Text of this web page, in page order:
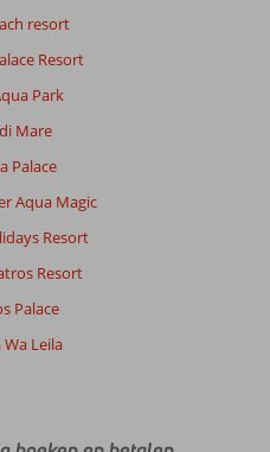
resort
Resort
Park
Mare
Palace
Aqua Magic
Resort
Resort
Palace
Wa Leila